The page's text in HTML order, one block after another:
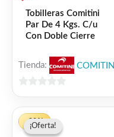
Tobilleras Comitini
Par De 4 Kgs. C/u
Con Doble Cierre
Tienda: COMITINI
5
¡Oferta!
-33%
¡Oferta! precio